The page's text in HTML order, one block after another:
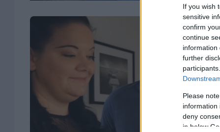
If you wish
sensitive
confirm
continue
information
further
Please
information
deny
in below